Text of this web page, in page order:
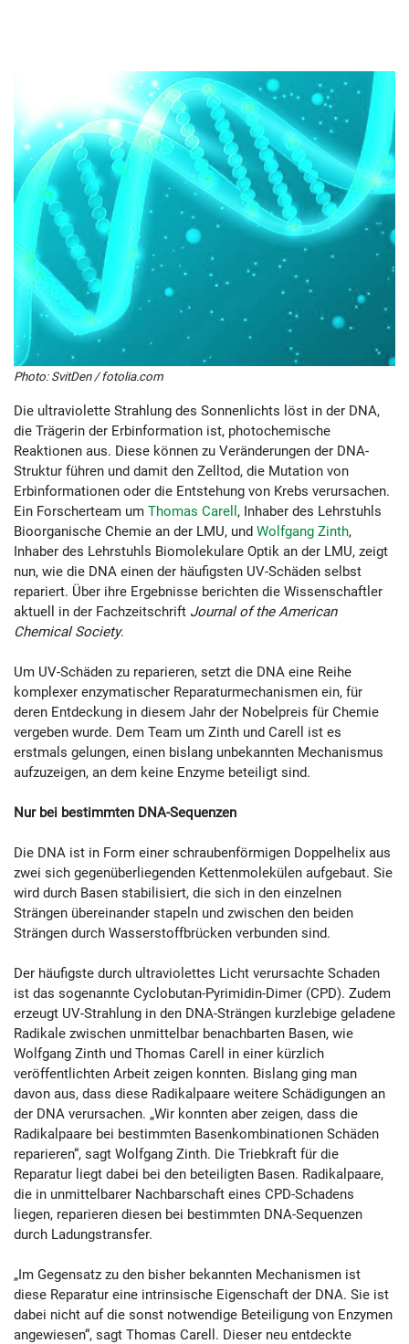
Photo: SvitDen / fotolia.com
Die ultraviolette Strahlung des Sonnenlichts löst in der DNA,
die Trägerin der Erbinformation ist, photochemische
Reaktionen aus. Diese können zu Veränderungen der DNA-
Struktur führen und damit den Zelltod, die Mutation von
Erbinformationen oder die Entstehung von Krebs verursachen.
Ein Forscherteam um Thomas Carell , Inhaber des Lehrstuhls
Bioorganische Chemie an der LMU, und Wolfgang Zinth,
Inhaber des Lehrstuhls Biomolekulare Optik an der LMU, zeigt
nun, wie die DNA einen der häufigsten UV-Schäden selbst
repariert. Über ihre Ergebnisse berichten die Wissenschaftler
aktuell in der Fachzeitschrift Journal of the American
Chemical Society.
Um UV-Schäden zu reparieren, setzt die DNA eine Reihe
komplexer enzymatischer Reparaturmechanismen ein, für
deren Entdeckung in diesem Jahr der Nobelpreis für Chemie
vergeben wurde. Dem Team um Zinth und Carell ist es
erstmals gelungen, einen bislang unbekannten Mechanismus
aufzuzeigen, an dem keine Enzyme beteiligt sind.
Nur bei bestimmten DNA-Sequenzen
Die DNA ist in Form einer schraubenförmigen Doppelhelix aus
zwei sich gegenüberliegenden Kettenmolekülen aufgebaut. Sie
wird durch Basen stabilisiert, die sich in den einzelnen
Strängen übereinander stapeln und zwischen den beiden
Strängen durch Wasserstoffbrücken verbunden sind.
Der häufigste durch ultraviolettes Licht verursachte Schaden
ist das sogenannte Cyclobutan-Pyrimidin-Dimer (CPD). Zudem
erzeugt UV-Strahlung in den DNA-Strängen kurzlebige geladene
Radikale zwischen unmittelbar benachbarten Basen, wie
Wolfgang Zinth und Thomas Carell in einer kürzlich
veröffentlichten Arbeit zeigen konnten. Bislang ging man
davon aus, dass diese Radikalpaare weitere Schädigungen an
der DNA verursachen. „Wir konnten aber zeigen, dass die
Radikalpaare bei bestimmten Basenkombinationen Schäden
reparieren“, sagt Wolfgang Zinth. Die Triebkraft für die
Reparatur liegt dabei bei den beteiligten Basen. Radikalpaare,
die in unmittelbarer Nachbarschaft eines CPD-Schadens
liegen, reparieren diesen bei bestimmten DNA-Sequenzen
durch Ladungstransfer.
„Im Gegensatz zu den bisher bekannten Mechanismen ist
diese Reparatur eine intrinsische Eigenschaft der DNA. Sie ist
dabei nicht auf die sonst notwendige Beteiligung von Enzymen
angewiesen“, sagt Thomas Carell. Dieser neu entdeckte